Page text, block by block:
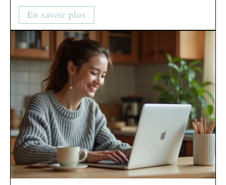
En savoir plus